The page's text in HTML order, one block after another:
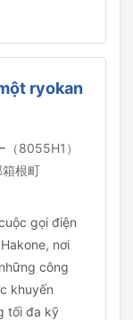
ryokan
8055H1）
根町
gọi điện
nơi
công
khuyến
tối đa kỹ